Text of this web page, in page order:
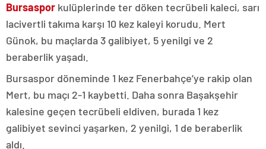
Bursaspor kulüplerinde ter döken tecrübeli kaleci, sarı
lacivertli takıma karşı 10 kez kaleyi korudu. Mert
Günok, bu maçlarda 3 galibiyet, 5 yenilgi ve 2
beraberlik yaşadı.
Bursaspor döneminde 1 kez Fenerbahçe’ye rakip olan
Mert, bu maçı 2-1 kaybetti. Daha sonra Başakşehir
kalesine geçen tecrübeli eldiven, burada 1 kez
galibiyet sevinci yaşarken, 2 yenilgi, 1 de beraberlik
aldı.